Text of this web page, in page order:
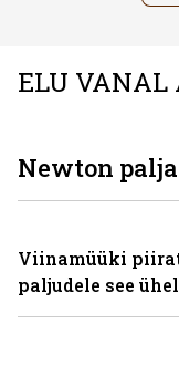
ELU VANAL
Newton
Viinamüüki
paljudele see